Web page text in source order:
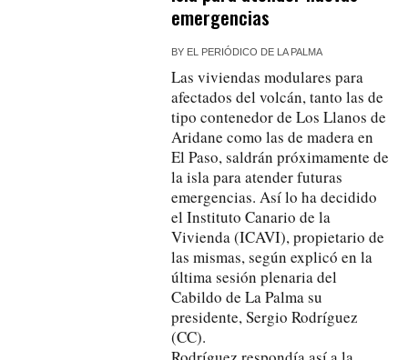
emergencias
BY EL PERIÓDICO DE LA PALMA
Las viviendas modulares para
afectados del volcán, tanto las de
tipo contenedor de Los Llanos de
Aridane como las de madera en
El Paso, saldrán próximamente de
la isla para atender futuras
emergencias. Así lo ha decidido
el Instituto Canario de la
Vivienda (ICAVI), propietario de
las mismas, según explicó en la
última sesión plenaria del
Cabildo de La Palma su
presidente, Sergio Rodríguez
(CC).